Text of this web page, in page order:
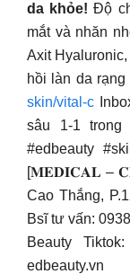
da khỏe!Độ
mắt và nhăn
Axit
hồi làn da
skin/vital-c
sâu 1-1 trong
#edbeauty
[𝐌𝐄𝐃𝐈𝐂𝐀𝐋 –
Cao Thắng,
Bsĩ tư vấn:
Beauty Tiktok: